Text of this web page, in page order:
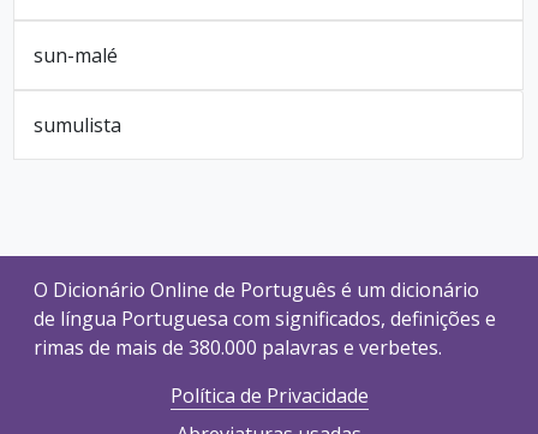
sun-malé
sumulista
O Dicionário Online de Português é um dicionário
de língua Portuguesa com significados, definições e
rimas de mais de 380.000 palavras e verbetes.
Política de Privacidade